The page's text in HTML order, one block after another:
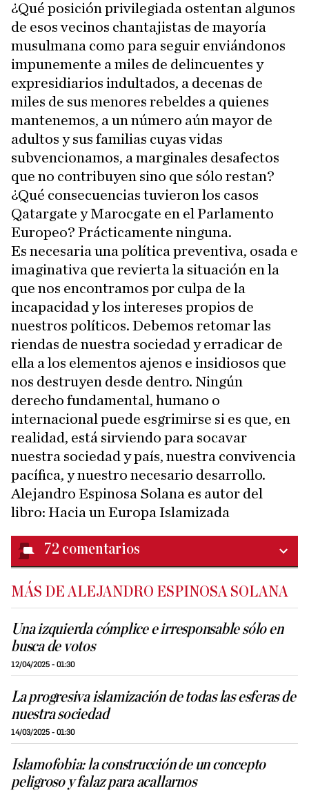
¿Qué posición privilegiada ostentan algunos
de esos vecinos chantajistas de mayoría
musulmana como para seguir enviándonos
impunemente a miles de delincuentes y
expresidiarios indultados, a decenas de
miles de sus menores rebeldes a quienes
mantenemos, a un número aún mayor de
adultos y sus familias cuyas vidas
subvencionamos, a marginales desafectos
que no contribuyen sino que sólo restan?
¿Qué consecuencias tuvieron los casos
Qatargate y Marocgate en el Parlamento
Europeo? Prácticamente ninguna.
Es necesaria una política preventiva, osada e
imaginativa que revierta la situación en la
que nos encontramos por culpa de la
incapacidad y los intereses propios de
nuestros políticos. Debemos retomar las
riendas de nuestra sociedad y erradicar de
ella a los elementos ajenos e insidiosos que
nos destruyen desde dentro. Ningún
derecho fundamental, humano o
internacional puede esgrimirse si es que, en
realidad, está sirviendo para socavar
nuestra sociedad y país, nuestra convivencia
pacífica, y nuestro necesario desarrollo.
Alejandro Espinosa Solana es autor del
libro: Hacia un Europa Islamizada
72 comentarios
MÁS DE ALEJANDRO ESPINOSA SOLANA
Una izquierda cómplice e irresponsable sólo en
busca de votos
12/04/2025 - 01:30
La progresiva islamización de todas las esferas de
nuestra sociedad
14/03/2025 - 01:30
Islamofobia: la construcción de un concepto
peligroso y falaz para acallarnos